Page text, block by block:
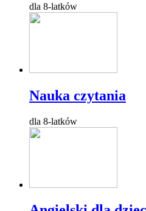
dla 8-latków
Nauka czytania
dla 8-latków